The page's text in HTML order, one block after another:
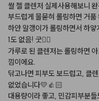
쌀 젤 클렌저 실제사용해보니
부드럽게 물묻혀 롤링하면 거품
하얀 알갱이가롤링하면서 하얗
1도 없음! 굿👍🏻
가루로된 클렌저는롤링하면
낌이에요.
닦고나면 피부도보드럽고, 클
없었습니다💛👍🏻
대용량이라좋고, 민감피부분들